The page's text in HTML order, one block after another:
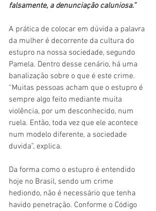
falsamente, a denunciação caluniosa.”
A prática de colocar em dúvida a palavra
da mulher é decorrente da cultura do
estupro na nossa sociedade, segundo
Pamela. Dentro desse cenário, há uma
banalização sobre o que é este crime.
“Muitas pessoas acham que o estupro é
sempre algo feito mediante muita
violência, por um desconhecido, num
ruela. Então, toda vez que ele acontece
num modelo diferente, a sociedade
duvida”, explica.
Da forma como o estupro é entendido
hoje no Brasil, sendo um crime
hediondo, não é necessário que tenha
havido penetração. Conforme o Código